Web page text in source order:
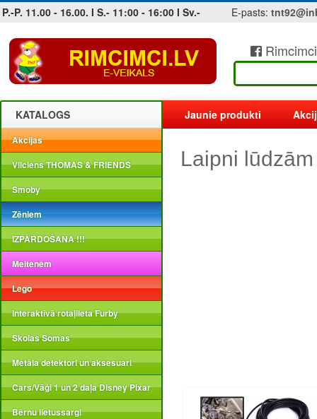
P.-P. 11.00 - 16.00. I S.- 11:00 - 16:00 I Sv.- E-pasts:
Jobs at sea and maritime vacancies
KATALOGS
Akcijas
Vilciens THOMAS & FRIENDS
Smoby
Zēniem
IZPĀRDOŠANA !!!
Meitenēm
Lego
Interaktīvā rotaļlieta Furby
Skolas Somas
Metāla detektori un aksesuāri
Cars/Vāģi 1 un 2 daļa Disney Pixar
Bērnu lietussargi
Jaunie produkti
Laipni